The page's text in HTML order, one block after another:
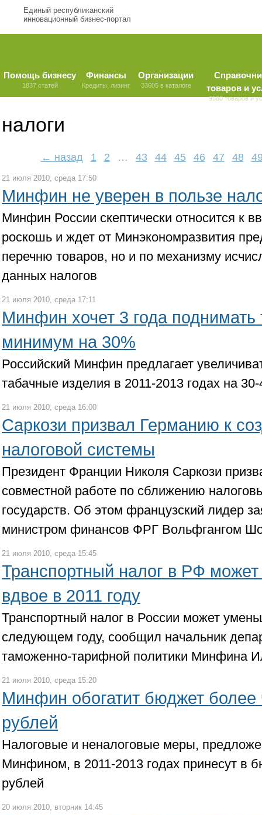
Единый республиканский
инновационный бизнес-портал
Помощь бизнесу
1837 статей
Финансы
Кредиты, лизинг
Организации
33605 в каталоге
товаров и
9580 товаров и
налоги
← назад 1 2 … 43 44 45 46 47 48
21 июля 2010, среда 17:50
Минфин не уверен в пользе
Минфин России скептически относится к
роскошь и ждет от Минэкономразвития
перечню товаров, но и по механизму
данных налогов
21 июля 2010, среда 17:11
Минфин хочет 3 года
минимум на 30%
Российский Минфин предлагает
табачные изделия в 2011-2013 годах на
21 июля 2010, среда 16:00
Саркози призвал Германию к
налоговой системы
Президент Франции Николя Саркози
совместной работе по сближению
государств. Об этом французский лидер
министром финансов ФРГ Вольфгангом
21 июля 2010, среда 15:45
Транспортный налог в РФ
вдвое в 2011 году
Транспортный налог в России может
следующем году, сообщил начальник
таможенно-тарифной политики Минфина
21 июля 2010, среда 15:20
Минфин обогатит бюджет
рублей
Налоговые и неналоговые меры,
Минфином, в 2011-2013 годах принесут в
рублей
20 июля 2010, вторник 14:45